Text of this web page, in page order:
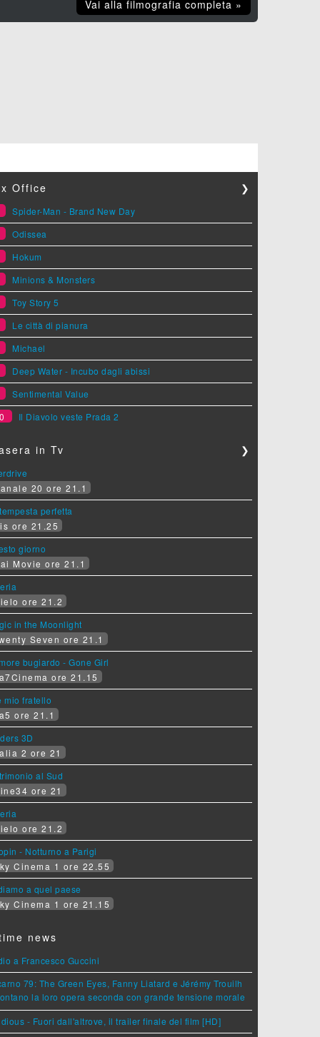
Vai alla filmografia completa »
Office ❯
Spider-Man - Brand New Day
Odissea
Hokum
Minions & Monsters
Toy Story 5
Le città di pianura
Michael
Deep Water - Incubo dagli abissi
Sentimental Value
Il Diavolo veste Prada 2
in Tv ❯
20 ore 21.1
perfetta
ore 21.25
giorno
Movie ore 21.1
ore 21.2
in the Moonlight
Seven ore 21.1
bugiardo - Gone Girl
ore 21.15
mio fratello
ore 21.1
3D
2 ore 21
al Sud
ore 21
ore 21.2
- Notturno a Parigi
Cinema 1 ore 22.55
a quel paese
Cinema 1 ore 21.15
news
a Francesco Guccini
79: The Green Eyes, Fanny Liatard e Jérémy Trouilh
la loro opera seconda con grande tensione morale
- Fuori dall'altrove, il trailer finale del film [HD]